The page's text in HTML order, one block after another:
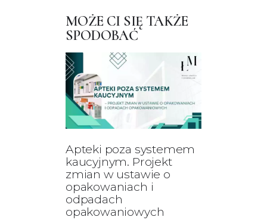
MOŻE CI SIĘ TAKŻE
SPODOBAĆ
Apteki poza systemem
kaucyjnym. Projekt
zmian w ustawie o
opakowaniach i
odpadach
opakowaniowych